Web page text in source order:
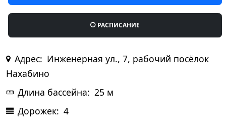
РАСПИСАНИЕ
Адрес: Инженерная ул., 7, рабочий посёлок
Нахабино
Длина бассейна: 25 м
Дорожек: 4